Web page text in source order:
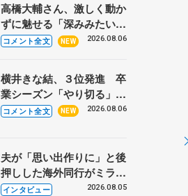
高橋大輔さん、激しく動か
ずに魅せる「深みみたいな
ものは出てきている？」
あい
コメント全文 NEW 2026.08.06
横井きな結、３位発進 卒
業シーズン「やり切る」
【みなとアクルス杯SP】
コメント全文 NEW 2026.08.06
夫が「思い出作りに」と後
押しした海外同行がミラノ
まで… 繁華街のリンクで
インタビュー 2026.08.05